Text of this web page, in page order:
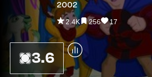
2002
2.4K 256 17
3.6